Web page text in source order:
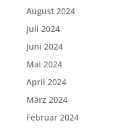
August 2024
Juli 2024
Juni 2024
Mai 2024
April 2024
März 2024
Februar 2024